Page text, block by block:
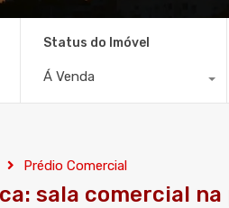
Status do Imóvel
Á Venda
Prédio Comercial
sala comercial